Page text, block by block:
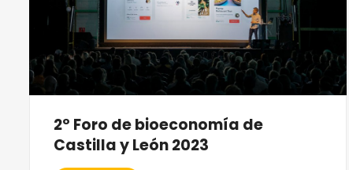
2º Foro de bioeconomía de
Castilla y León 2023